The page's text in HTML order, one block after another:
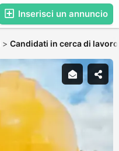
Inserisci un annuncio
> Candidati in cerca di lavoro